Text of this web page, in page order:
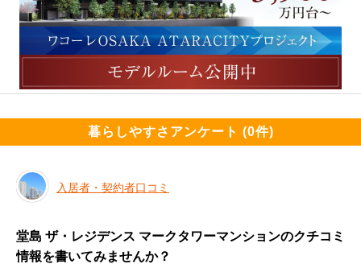
暮らしやすさアンケート (0件)
入居者・契約者口コミ
堂島 ザ・レジデンス マークタワーマンションのクチコミ
情報を書いてみませんか？